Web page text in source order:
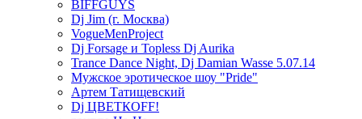
BIFFGUYS
Dj Jim (г. Москва)
VogueMenProject
Dj Forsage и Topless Dj Aurika
Trance Dance Night, Dj Damian Wasse 5.07.14
Мужское эротическое шоу "Pride"
Артем Татищевский
Dj ЦВЕТКOFF!